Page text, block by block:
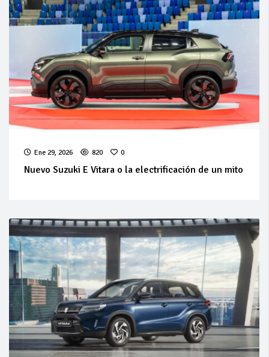
Ene 29, 2026 820 0
Nuevo Suzuki E Vitara o la electrificación de un mito